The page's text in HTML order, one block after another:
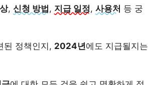
, 신청 방법, 지급 일정, 사용처 등 궁
된 정책인지, 2024년에도 지급될지는